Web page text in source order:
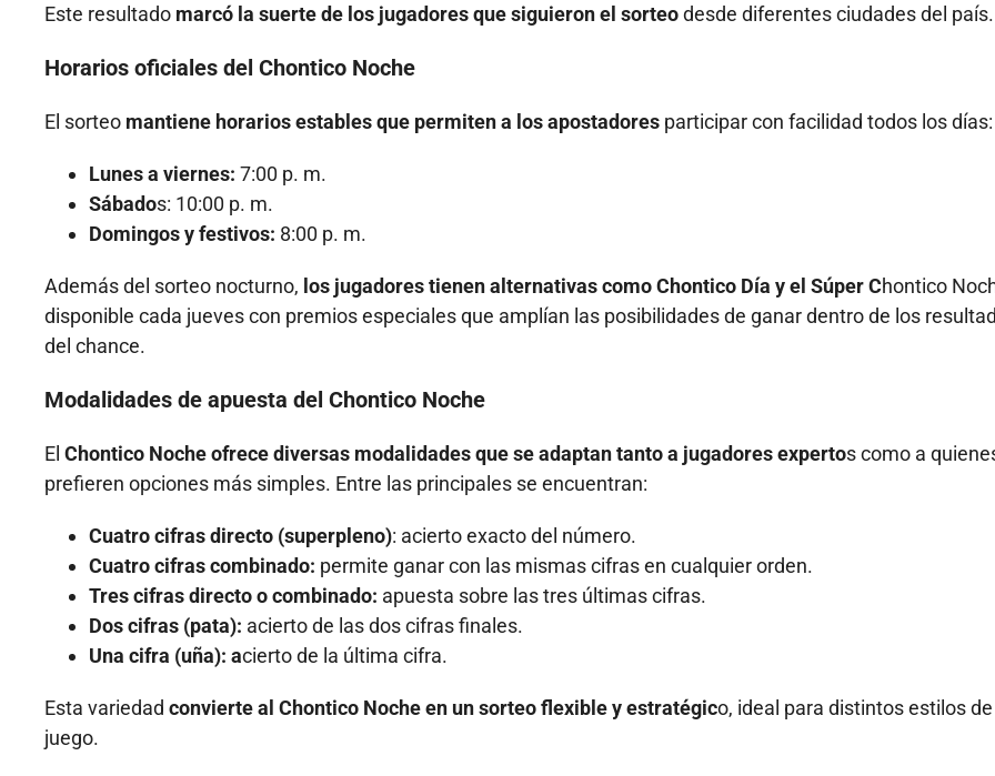
Este resultado marcó la suerte de los jugadores que siguieron el sorteodesde diferentes ciudades del país.
Horarios oficiales del Chontico Noche
El sorteo mantiene horarios estables que permiten a los apostadores participar con facilidad todos los días:
Lunes a viernes: 7:00 p. m.
Sábados: 10:00 p. m.
Domingos y festivos: 8:00 p. m.
Además del sorteo nocturno, los jugadores tienen alternativas como Chontico Día y el Súper Chontico
disponible cada jueves con premios especiales que amplían las posibilidades de ganar dentro de los
del chance.
Modalidades de apuesta del Chontico Noche
El Chontico Noche ofrece diversas modalidades que se adaptan tanto a jugadores expertos como a
prefieren opciones más simples. Entre las principales se encuentran:
Cuatro cifras directo (superpleno): acierto exacto del número.
Cuatro cifras combinado: permite ganar con las mismas cifras en cualquier orden.
Tres cifras directo o combinado: apuesta sobre las tres últimas cifras.
Dos cifras (pata): acierto de las dos cifras finales.
Una cifra (uña): acierto de la última cifra.
Esta variedad convierte al Chontico Noche en un sorteo flexible y estratégico, ideal para distintos estilos de
juego.